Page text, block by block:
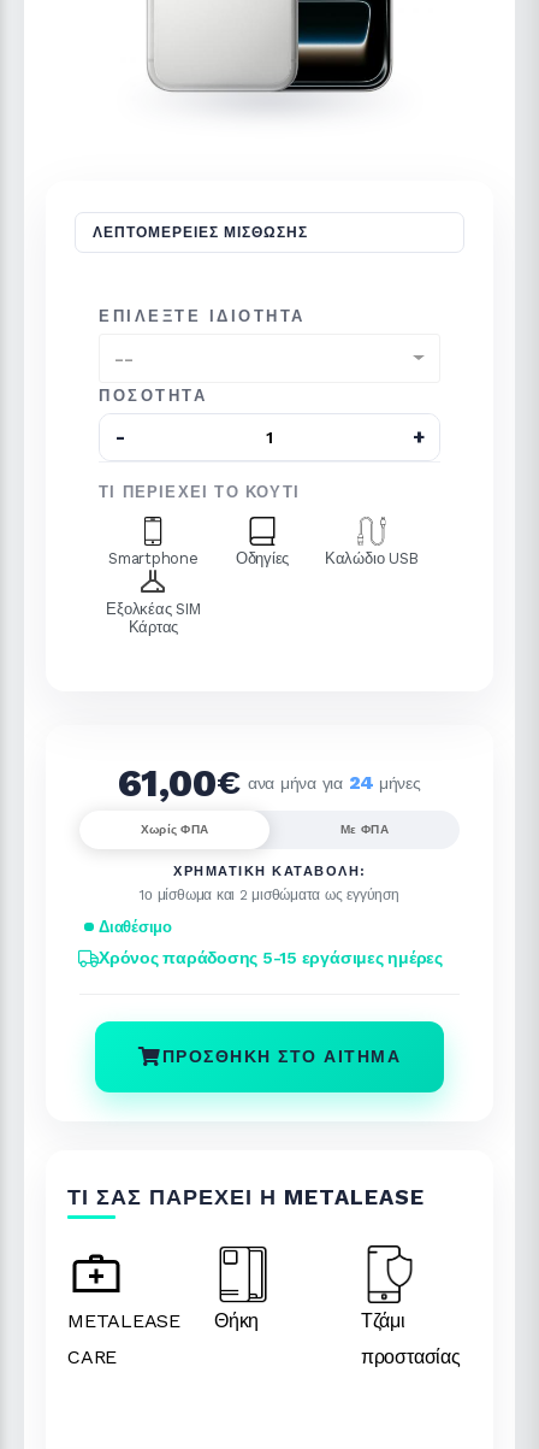
ΛΕΠΤΟΜΈΡΕΙΕΣ ΜΊΣΘΩΣΗΣ
ΕΠΙΛΈΞΤΕ ΙΔΙΌΤΗΤΑ
--
ΠΟΣΌΤΗΤΑ
ΤΙ ΠΕΡΙΈΧΕΙ ΤΟ ΚΟΥΤΊ
Smartphone Οδηγίες Καλώδιο USB
Εξολκέας SIM
Κάρτας
61,00€ ανα μήνα για 24 μήνες
Χωρίς ΦΠΑ Με ΦΠΑ
ΧΡΗΜΑΤΙΚΉ ΚΑΤΑΒΟΛΉ:
1ο μίσθωμα και 2 μισθώματα ως εγγύηση
Διαθέσιμο
Χρόνος παράδοσης 5-15 εργάσιμες ημέρες
ΠΡΟΣΘΉΚΗ ΣΤΟ ΑΊΤΗΜΑ
ΤΙ ΣΑΣ ΠΑΡΈΧΕΙ Η METALEASE
METALEASE
CARE
Θήκη
Τζάμι
προστασίας